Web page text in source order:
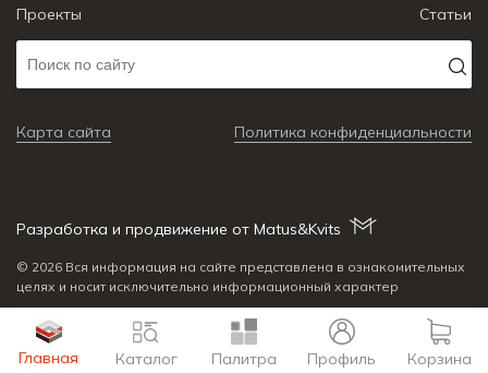
Главная Каталог Палитра Профиль Корзина
Проекты
Статьи
Карта сайта Политика конфиденциальности
© 2026 Вся информация на сайте представлена в ознакомительных
целях и носит исключительно информационный характер
Разработка и продвижение от Matus&Kvits